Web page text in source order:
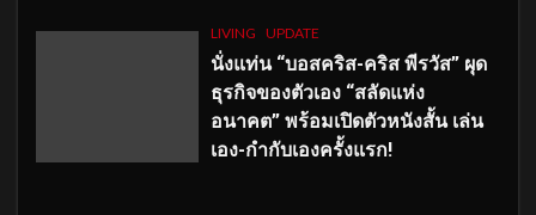
LIVING UPDATE
นั่งแท่น “บอสคริส-คริส พีรวัส” ผุด
ธุรกิจของตัวเอง “สลัดแห่ง
อนาคต” พร้อมเปิดตัวหนังสั้น เล่น
เอง-กำกับเองครั้งแรก!